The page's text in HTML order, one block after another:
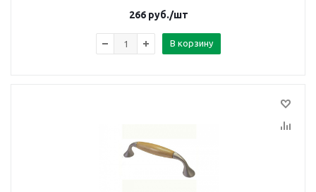
266руб./шт
В корзину